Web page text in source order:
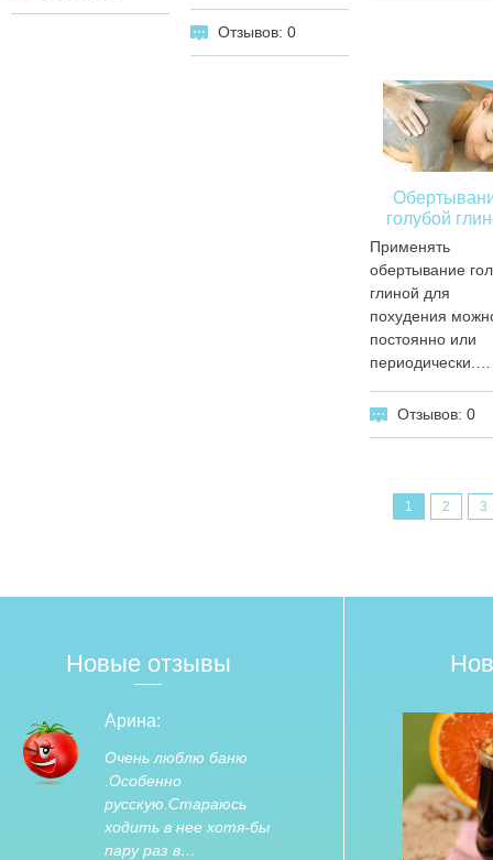
Отзывов: 0
голубой
Применять
обертывание
глиной для
похудения
постоянно или
периодически.…
Отзывов: 0
1 2 3
Новые отзывы
Арина:
Очень люблю баню
.Особенно
русскую.Стараюсь
ходить в нее хотя-бы
пару раз в…